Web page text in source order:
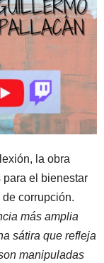
la obra
el bienestar
corrupción.
más amplia
sátira que refleja
manipuladas